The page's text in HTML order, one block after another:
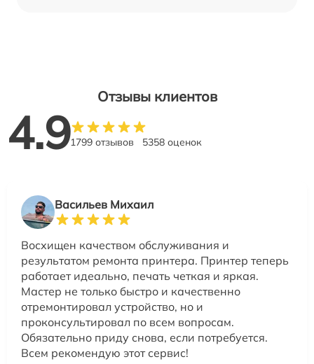
Отзывы клиентов
4.91799 отзывов 5358 оценок
Васильев Михаил
Восхищен качеством обслуживания и
результатом ремонта принтера. Принтер теперь
работает идеально, печать четкая и яркая.
Мастер не только быстро и качественно
отремонтировал устройство, но и
проконсультировал по всем вопросам.
Обязательно приду снова, если потребуется.
Всем рекомендую этот сервис!